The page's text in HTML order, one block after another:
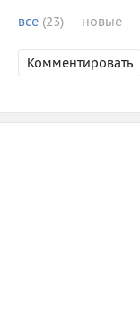
все (23) новые
Комментировать